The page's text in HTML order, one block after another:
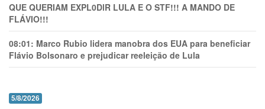
QUE QUERIAM EXPL0DlR LULA E O STF!!! A MANDO DE
FLÁVIO!!!
08:01: Marco Rubio lidera manobra dos EUA para beneficiar
Flávio Bolsonaro e prejudicar reeleição de Lula
5/8/2026